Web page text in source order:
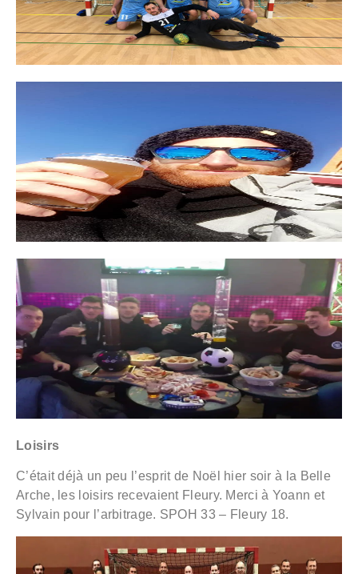
Loisirs
C’était déjà un peu l’esprit de Noël hier soir à la Belle
Arche, les loisirs recevaient Fleury. Merci à Yoann et
Sylvain pour l’arbitrage. SPOH 33 – Fleury 18.